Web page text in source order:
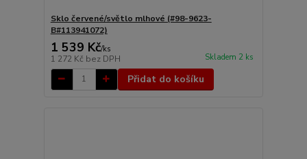
Sklo červené/světlo mlhové (#98-9623-
B#113941072)
1 539 Kč/ks
1 272 Kč bez DPH Skladem 2 ks
Přidat do košíku